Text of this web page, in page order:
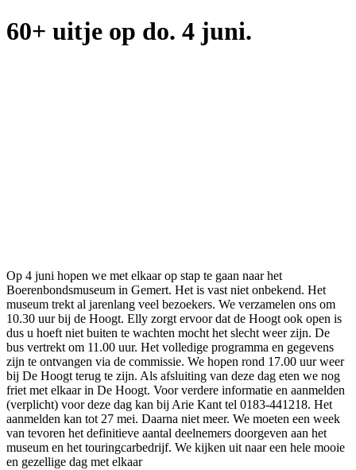
60+ uitje op do. 4 juni.
Op 4 juni hopen we met elkaar op stap te gaan naar het
Boerenbondsmuseum in Gemert. Het is vast niet onbekend. Het
museum trekt al jarenlang veel bezoekers. We verzamelen ons om
10.30 uur bij de Hoogt. Elly zorgt ervoor dat de Hoogt ook open is
dus u hoeft niet buiten te wachten mocht het slecht weer zijn. De
bus vertrekt om 11.00 uur. Het volledige programma en gegevens
zijn te ontvangen via de commissie. We hopen rond 17.00 uur weer
bij De Hoogt terug te zijn. Als afsluiting van deze dag eten we nog
friet met elkaar in De Hoogt. Voor verdere informatie en aanmelden
(verplicht) voor deze dag kan bij Arie Kant tel 0183-441218. Het
aanmelden kan tot 27 mei. Daarna niet meer. We moeten een week
van tevoren het definitieve aantal deelnemers doorgeven aan het
museum en het touringcarbedrijf. We kijken uit naar een hele mooie
en gezellige dag met elkaar